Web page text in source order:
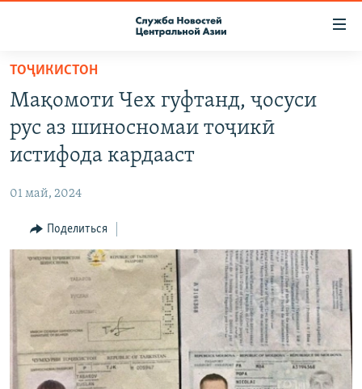
Вернуться
основному
содержанию
Вернутся
главной
Вернутся
поиску
ПОДПИСКА
КОНТАКТЫ
НАСТОЯЩЕЕ ВРЕМЯ
МИГРАНТ МЕДИА
ТОҶИКИСТОН
Мақомоти Чех гуфтанд, ҷосуси
рус аз шиносномаи тоҷикӣ
истифода кардааст
01 май, 2024
Поделиться